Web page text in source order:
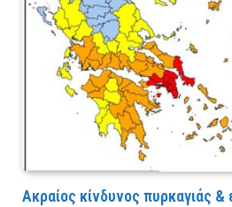
Ακραίος κίνδυνος πυρκαγιάς